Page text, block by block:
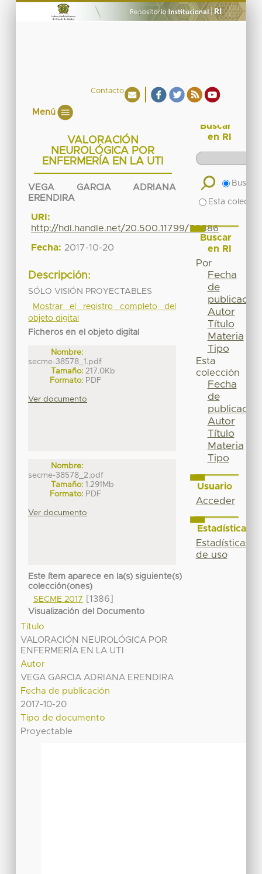
Contacto
Menú
VALORACIÓN
NEUROLÓGICA POR
ENFERMERÍA EN LA UTI
VEGA GARCIA ADRIANA
ERENDIRA
URI:
http://hdl.handle.net/20.500.11799/70886
Fecha: 2017-10-20
Descripción:
SÓLO VISIÓN PROYECTABLES
Mostrar el registro completo del
objeto digital
Ficheros en el objeto digital
Nombre:
secme-38578_1.pdf
Tamaño: 217.0Kb
Formato: PDF
Ver documento
Nombre:
secme-38578_2.pdf
Tamaño: 1.291Mb
Formato: PDF
Ver documento
Este ítem aparece en la(s) siguiente(s)
colección(ones)
SECME 2017 [1386]
Visualización del Documento
Título
VALORACIÓN NEUROLÓGICA POR
ENFERMERÍA EN LA UTI
Autor
VEGA GARCIA ADRIANA ERENDIRA
Fecha de publicación
2017-10-20
Tipo de documento
Proyectable
Buscar
en RI
Buscar
Esta
Buscar
en RI
Por
Fecha
de
publicación
Autor
Título
Materia
Tipo
Esta
colección
Fecha
de
publicación
Autor
Título
Materia
Tipo
Usuario
Acceder
Estadísticas
Estadísticas
de uso